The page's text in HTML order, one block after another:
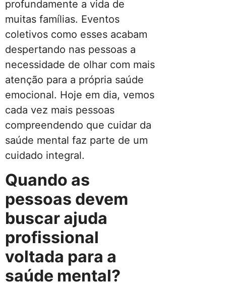
profundamente a vida de
muitas famílias. Eventos
coletivos como esses acabam
despertando nas pessoas a
necessidade de olhar com mais
atenção para a própria saúde
emocional. Hoje em dia, vemos
cada vez mais pessoas
compreendendo que cuidar da
saúde mental faz parte de um
cuidado integral.
Quando as
pessoas devem
buscar ajuda
profissional
voltada para a
saúde mental?